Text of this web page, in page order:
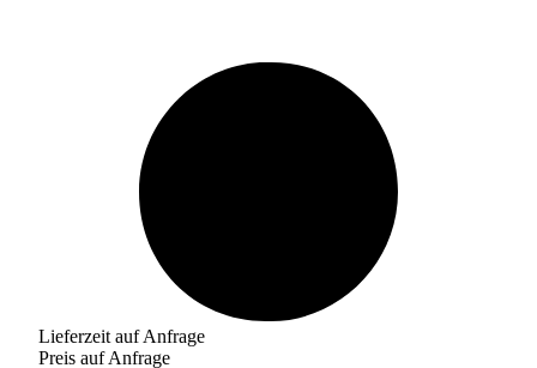
Lieferzeit auf Anfrage
Preis auf Anfrage